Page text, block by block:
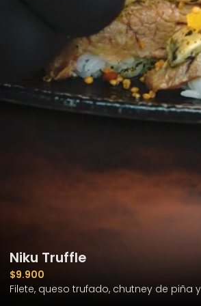
Niku Truffle
$9.900
Filete, queso trufado, chutney de piña